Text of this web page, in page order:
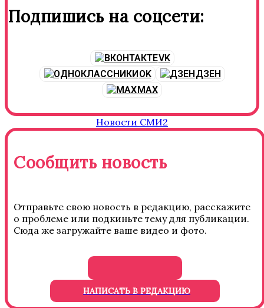
Подпишись на соцсети:
VK
OK
ДЗЕН
MAX
Новости СМИ2
Сообщить новость
Отправьте свою новость в редакцию, расскажите
о проблеме или подкиньте тему для публикации.
Сюда же загружайте ваше видео и фото.
НАПИСАТЬ В РЕДАКЦИЮ